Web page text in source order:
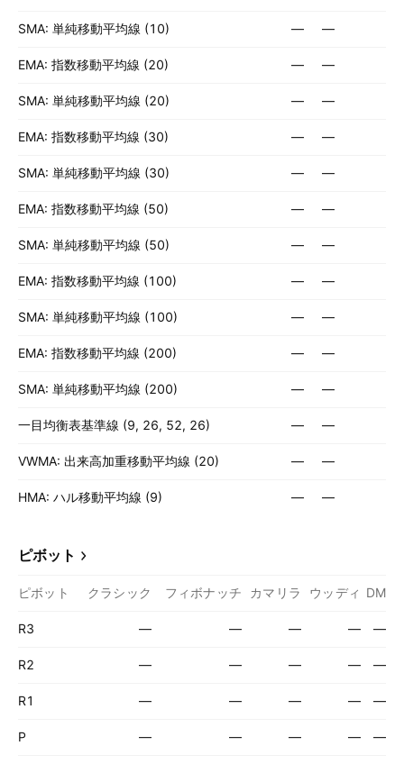
SMA: 単純移動平均線 (10) — —
EMA: 指数移動平均線 (20) — —
SMA: 単純移動平均線 (20) — —
EMA: 指数移動平均線 (30) — —
SMA: 単純移動平均線 (30) — —
EMA: 指数移動平均線 (50) — —
SMA: 単純移動平均線 (50) — —
EMA: 指数移動平均線 (100) — —
SMA: 単純移動平均線 (100) — —
EMA: 指数移動平均線 (200) — —
SMA: 単純移動平均線 (200) — —
一目均衡表基準線 (9, 26, 52, 26) — —
VWMA: 出来高加重移動平均線 (20) — —
HMA: ハル移動平均線 (9) — —
ピボット
ピボット クラシック フィボナッチ カマリラ ウッディ DM
R3 — — — — —
R2 — — — — —
R1 — — — — —
P — — — — —